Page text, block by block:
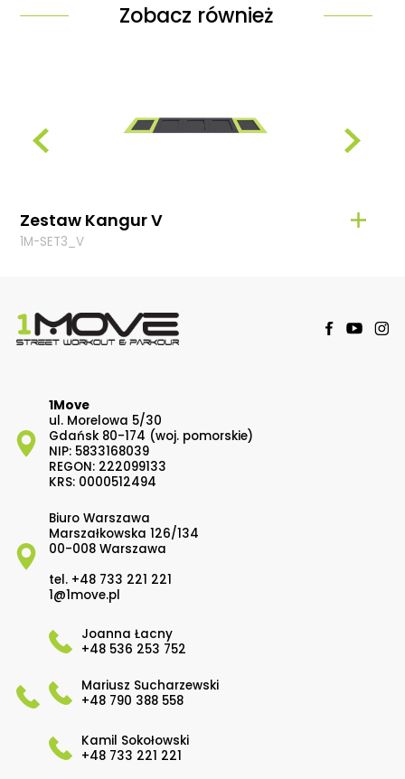
Zobacz również
Zestaw Kangur V
1M-SET3_V
1Move
ul. Morelowa 5/30
Gdańsk 80-174 (woj. pomorskie)
NIP: 5833168039
REGON: 222099133
KRS: 0000512494
Biuro Warszawa
Marszałkowska 126/134
00-008 Warszawa
tel. +48 733 221 221
1@1move.pl
Joanna Łacny
+48 536 253 752
Mariusz Sucharzewski
+48 790 388 558
Kamil Sokołowski
+48 733 221 221